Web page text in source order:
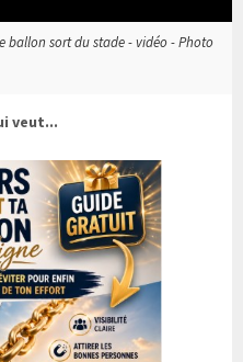
ballon sort du stade - vidéo - Photo
veut...